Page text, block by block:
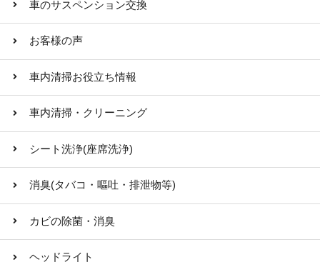
車のサスペンション交換
お客様の声
車内清掃お役立ち情報
車内清掃・クリーニング
シート洗浄(座席洗浄)
消臭(タバコ・嘔吐・排泄物等)
カビの除菌・消臭
ヘッドライト